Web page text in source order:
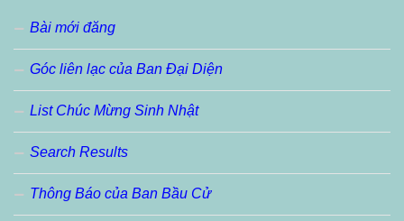
Bài mới đăng
Góc liên lạc của Ban Đại Diện
List Chúc Mừng Sinh Nhật
Search Results
Thông Báo của Ban Bầu Cử